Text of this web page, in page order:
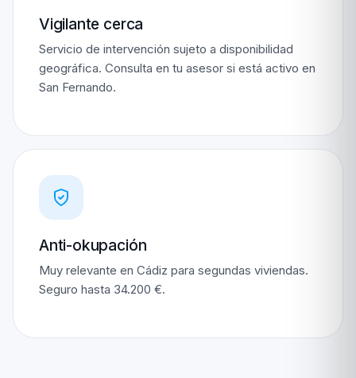
Vigilante cerca
Servicio de intervención sujeto a disponibilidad
geográfica. Consulta en tu asesor si está activo en
San Fernando.
Anti-okupación
Muy relevante en Cádiz para segundas viviendas.
Seguro hasta 34.200 €.